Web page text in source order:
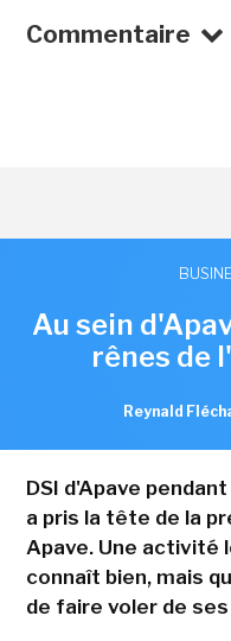
Commentaire
Au sein
rênes de
Reynald
DSI d'Apave
a pris la tête de la
Apave. Une activité
connaît bien, mais
de faire voler de